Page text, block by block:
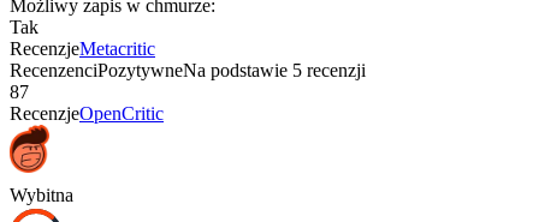
Możliwy zapis w chmurze:
Tak
RecenzjeMetacritic
RecenzenciPozytywneNa podstawie 5 recenzji
87
RecenzjeOpenCritic
Wybitna